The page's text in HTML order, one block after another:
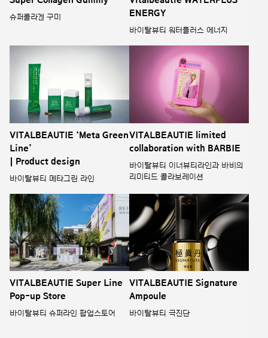
슈퍼콜라겐 구미
ENERGY
바이탈뷰티 워터플러스 에너지
VITALBEAUTIE ‘Meta Green
Line’
| Product design
바이탈뷰티 메타그린 라인
VITALBEAUTIE limited
collaboration with BARBIE
바이탈뷰티 이너뷰티라인과 바비의
리미티드 콜라보레이션
VITALBEAUTIE Super Line
Pop-up Store
바이탈뷰티 슈퍼라인 팝업스토어
VITALBEAUTIE Signature
Ampoule
바이탈뷰티 극진단